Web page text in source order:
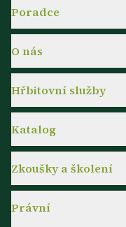
Poradce
O nás
Hřbitovní služby
Katalog
Zkoušky a školení
Právní